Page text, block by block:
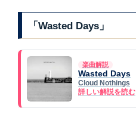
「Wasted Days」
楽曲解説
Wasted Days
Cloud Nothings
詳しい解説を読む